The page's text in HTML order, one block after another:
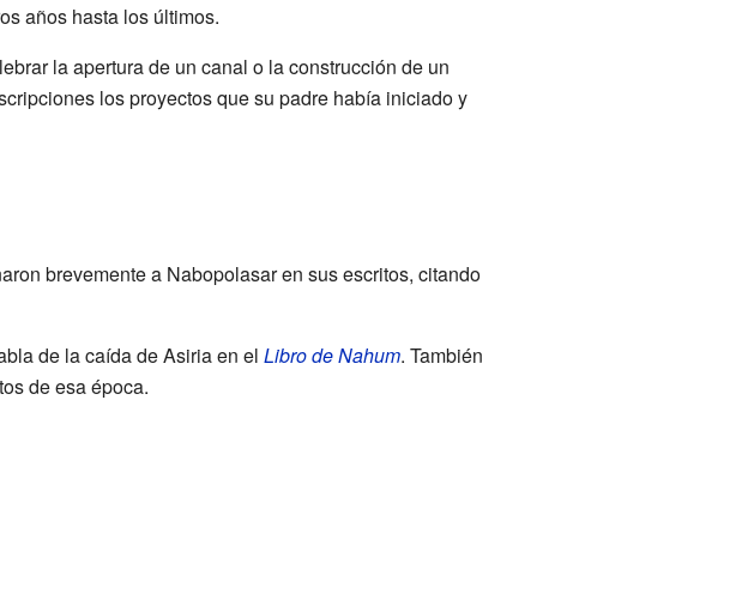
años hasta los últimos.
la apertura de un canal o la construcción de un
los proyectos que su padre había iniciado y
brevemente a Nabopolasar en sus escritos, citando
de la caída de Asiria en el Libro de Nahum. También
de esa época.